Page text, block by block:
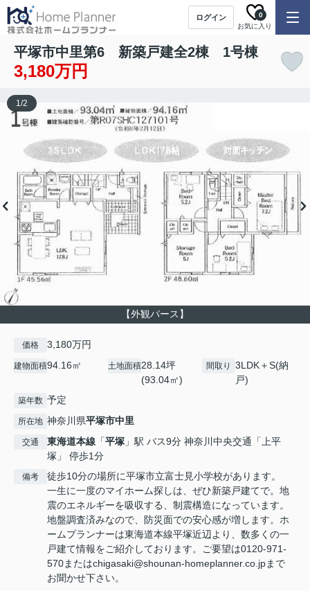
ログイン
お気に入り
0
平塚市中里第6 新築戸建全2棟 1号棟
3,180万円
【外観パース】
1/2
価格 3,180万円
建物面積94.16㎡ 土地面積28.14坪
(93.04㎡)
間取り
3LDK＋S(納
戸)
築年数 予定
所在地 神奈川県平塚市中里
交通 東海道本線 「平塚 」駅 バス9分 神奈川中央交通「上平
塚」 停歩1分
備考
徒歩10分の場所に平塚市立富士見小学校があります。
一生に一度のマイホーム探しは、ぜひ新築戸建てで。地
震のエネルギーを吸収する、制震構造になっています。
地盤調査済みなので、防災面での安心感が増します。ホ
ームプランナーは東海道本線平塚近辺より、数多くの一
戸建て情報をご紹介しております。ご要望は0120-971-
570またはchigasaki@shounan-homeplanner.co.jpまで
お聞かせ下さい。